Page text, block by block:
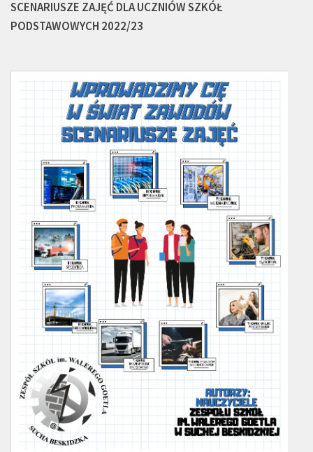
SCENARIUSZE ZAJĘĆ DLA UCZNIÓW SZKÓŁ
PODSTAWOWYCH 2022/23